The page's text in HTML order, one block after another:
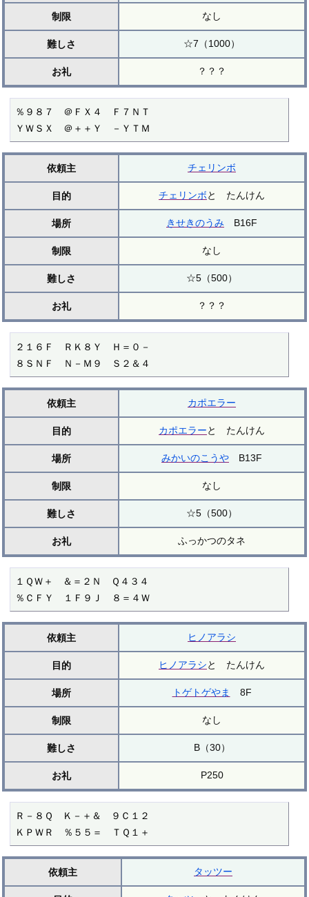
制限 なし
難しさ ☆7（1000）
お礼 ？？？
％９８７　＠ＦＸ４　Ｆ７ＮＴ
ＹＷＳＸ　＠＋＋Ｙ　－ＹＴＭ
依頼主 チェリンボ
目的 チェリンボと たんけん
場所 きせきのうみ B16F
制限 なし
難しさ ☆5（500）
お礼 ？？？
２１６Ｆ　ＲＫ８Ｙ　Ｈ＝０－
８ＳＮＦ　Ｎ－Ｍ９　Ｓ２＆４
依頼主 カポエラー
目的 カポエラーと たんけん
場所 みかいのこうや B13F
制限 なし
難しさ ☆5（500）
お礼 ふっかつのタネ
１ＱＷ＋　＆＝２Ｎ　Ｑ４３４
％ＣＦＹ　１Ｆ９Ｊ　８＝４Ｗ
依頼主 ヒノアラシ
目的 ヒノアラシと たんけん
場所 トゲトゲやま 8F
制限 なし
難しさ B（30）
お礼 P250
Ｒ－８Ｑ　Ｋ－＋＆　９Ｃ１２
ＫＰＷＲ　％５５＝　ＴＱ１＋
依頼主 タッツー